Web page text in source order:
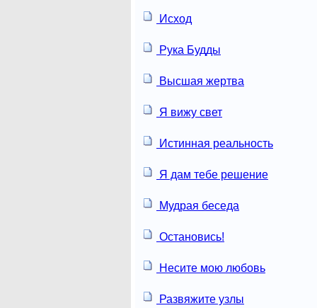
Исход
Рука Будды
Высшая жертва
Я вижу свет
Истинная реальность
Я дам тебе решение
Мудрая беседа
Остановись!
Несите мою любовь
Развяжите узлы